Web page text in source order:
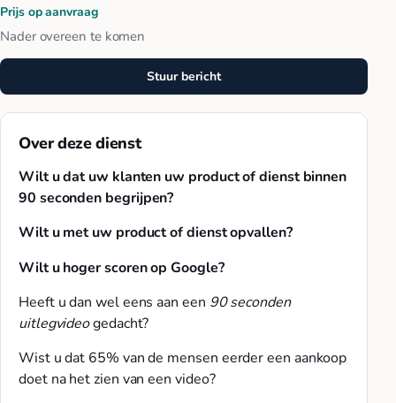
Prijs op aanvraag
Nader overeen te komen
Stuur bericht
Over deze dienst
Wilt u dat uw klanten uw product of dienst binnen
90 seconden begrijpen?
Wilt u met uw product of dienst opvallen?
Wilt u hoger scoren op Google?
Heeft u dan wel eens aan een 90 seconden
uitlegvideogedacht?
Wist u dat 65% van de mensen eerder een aankoop
doet na het zien van een video?